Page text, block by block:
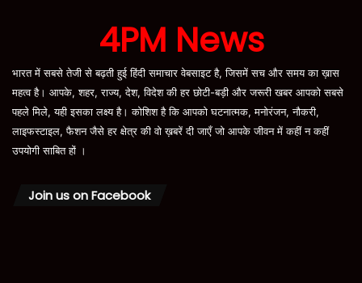
4PM News
भारत में सबसे तेजी से बढ़ती हुई हिंदी समाचार वेबसाइट है, जिसमें सच और समय का ख़ास
महत्व है। आपके, शहर, राज्य, देश, विदेश की हर छोटी-बड़ी और जरूरी खबर आपको सबसे
पहले मिले, यही इसका लक्ष्य है। कोशिश है कि आपको घटनात्मक, मनोरंजन, नौकरी,
लाइफस्टाइल, फैशन जैसे हर क्षेत्र की वो ख़बरें दी जाएँ जो आपके जीवन में कहीं न कहीं
उपयोगी साबित हों ।
Join us on Facebook